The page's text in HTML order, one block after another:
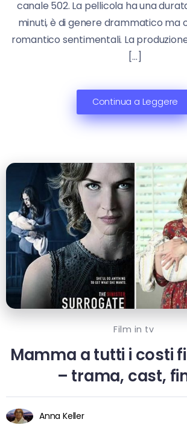
canale 502. La pellicola ha una
minuti, è di genere drammatico ma
romantico sentimentali. La
[…]
Continua a Leggere
Film in tv
Mamma a tutti i costi
– trama, cast,
Anna Keller